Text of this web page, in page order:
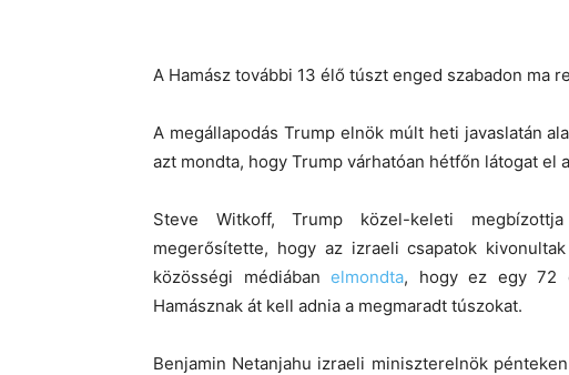
A Hamász további 13 élő túszt enged szabadon ma
A megállapodás Trump elnök múlt heti javaslatán
azt mondta, hogy Trump várhatóan hétfőn látogat el
Steve Witkoff, Trump közel-keleti
megerősítette, hogy az izraeli csapatok
közösségi médiábanelmondta, hogy ez egy 72
Hamásznak át kell adnia a megmaradt túszokat.
Benjamin Netanjahu izraeli miniszterelnök